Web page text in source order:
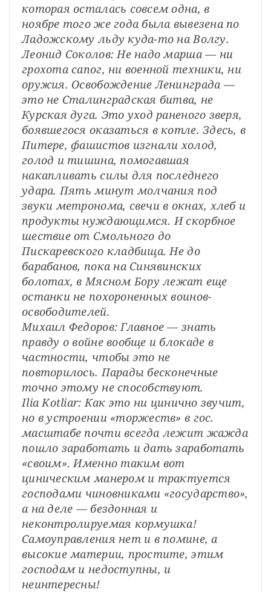
которая осталась совсем одна, в
ноябре того же года была вывезена по
Ладожскому льду куда-то на Волгу.
Леонид Соколов: Не надо марша — ни
грохота сапог, ни военной техники, ни
оружия. Освобождение Ленинграда —
это не Сталинградская битва, не
Курская дуга. Это уход раненого зверя,
боявшегося оказаться в котле. Здесь, в
Питере, фашистов изгнали холод,
голод и тишина, помогавшая
накапливать силы для последнего
удара. Пять минут молчания под
звуки метронома, свечи в окнах, хлеб и
продукты нуждающимся. И скорбное
шествие от Смольного до
Пискаревского кладбища. Не до
барабанов, пока на Синявинских
болотах, в Мясном Бору лежат еще
останки не похороненных воинов-
освободителей.
Михаил Федоров: Главное — знать
правду о войне вообще и блокаде в
частности, чтобы это не
повторилось. Парады бесконечные
точно этому не способствуют.
Ilia Kotliar: Как это ни цинично звучит,
но в устроении «торжеств» в гос.
масштабе почти всегда лежит жажда
пошло заработать и дать заработать
«своим». Именно таким вот
циническим манером и трактуется
господами чиновниками «государство»,
а на деле — бездонная и
неконтролируемая кормушка!
Самоуправления нет и в помине, а
высокие материи, простите, этим
господам и недоступны, и
неинтересны!